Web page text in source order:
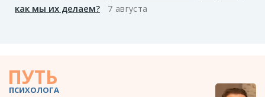
как мы их делаем?
7 августа
ПУТЬ
ПСИХОЛОГА